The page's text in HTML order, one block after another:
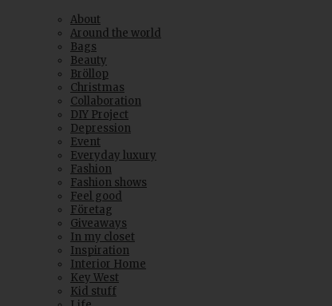
About
Around the world
Bags
Beauty
Bröllop
Christmas
Collaboration
DIY Project
Depression
Event
Everyday luxury
Fashion
Fashion shows
Feel good
Företag
Giveaways
In my closet
Inspiration
Interior Home
Key West
Kid stuff